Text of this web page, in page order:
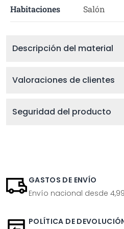
Habitaciones Salón
Descripción del material
Valoraciones de clientes
Seguridad del producto
GASTOS DE ENVÍO
Envío nacional desde
POLÍTICA DE